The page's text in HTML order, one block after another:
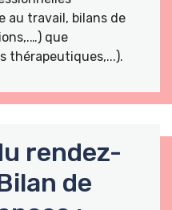
au travail, bilans de
que
thérapeutiques,...).
rendez-
de